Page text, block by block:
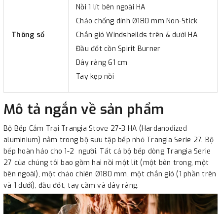
Thông số
Nồi 1 lít bên ngoài HA
Chảo chống dính Ø180 mm Non-Stick
Chắn gió Windsheilds trên & dưới HA
Đầu đốt cồn Spirit Burner
Dây ràng 61 cm
Tay kẹp nồi
Mô tả ngắn về sản phẩm
Bộ Bếp Cắm Trại Trangia Stove 27-3 HA (Hardanodized
aluminium) nằm trong bộ sưu tập bếp nhỏ Trangia Serie 27. Bộ
bếp hoàn hảo cho 1-2 người. Tất cả bộ bếp dòng Trangia Serie
27 của chúng tôi bao gồm hai nồi một lít (một bên trong, một
bên ngoài), một chảo chiên Ø180 mm, một chắn gió (1 phần trên
và 1 dưới), đầu đốt, tay cầm và dây ràng.